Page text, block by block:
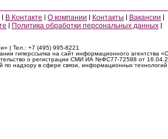
В Контакте О компании Контакты
Вакансии
Политика обработки персональных данных
| Тел.: +7 (495) 995-8221
гиперссылка на сайт информационного агентства
о регистрации СМИ ИА №ФС77-72588 от
надзору в сфере связи, информационных